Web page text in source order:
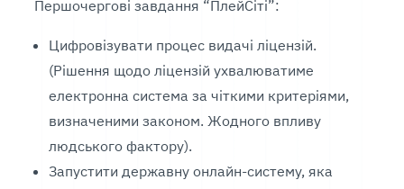
Першочергові завдання “ПлейСіті”:
Цифровізувати процес видачі ліцензій.
(Рішення щодо ліцензій ухвалюватиме
електронна система за чіткими критеріями,
визначеними законом. Жодного впливу
людського фактору).
Запустити державну онлайн-систему, яка